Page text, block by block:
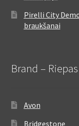
Pirelli City
braukšanai
Brand – Riepas
Avon
Bridgestone